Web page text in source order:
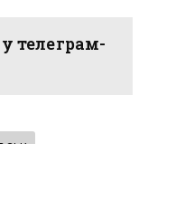
телеграм-